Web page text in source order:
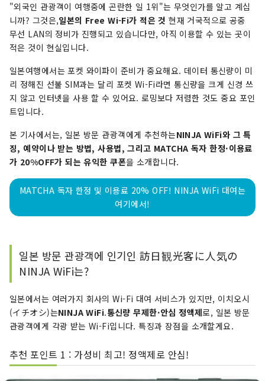
"외국인 관광객이 여행중에 곤란한 일 1위"는 무엇인가를 알고 계십
니까? 그것은,일본의 Free Wi-Fi가 적은 것 현재 거국적으로 공중
무선 LAN의 정비가 진행되고 있습니다만, 아직 이용할 수 있는 곳이
적은 것이 현실입니다.
일본여행에서는 포켓 와이파이 준비가 중요해요. 데이터 통신량이 미
리 정해진 선불 SIM과는 달리 포켓 Wi-Fi라면 통신량을 크게 신경 쓰
지 않고 인터넷을 사용 할 수 있어요. 로밍보다 저렴한 것도 중요 포인
트입니다.
본 기사에서는, 일본 방문 관광객에게 추천하는NINJA WiFi와 그 특
징, 예약이나 받는 방법, 사용법, 그리고 MATCHA 독자 한정·이용료
가 20%OFF가 되는 유익한 쿠폰을 소개합니다.
MATCHA 독자 한정 및 이용료 20% OFF! NINJA WiFi 대여는
여기에서!
일본 방문 관광객에 인기인 訪日観光客に人気の
NINJA WiFi는?
일본에서는 여러가지 회사의 Wi-Fi 대여 서비스가 있지만, 이치오시
(イチオシ)는NINJA WiFi.통신량 무제한·안심 정액제로, 일본 방문
관광객에게 각광 받는 Wi-Fi입니다. 특징과 장점을 소개할게요.
추천 포인트 1 : 가성비 최고! 정액제로 안심!